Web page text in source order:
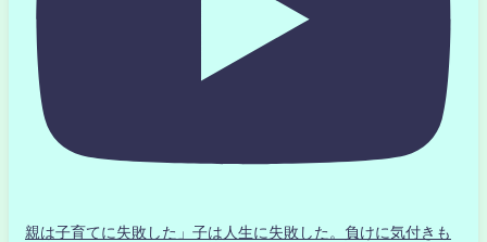
親は子育てに失敗した」子は人生に失敗した。負けに気付きも